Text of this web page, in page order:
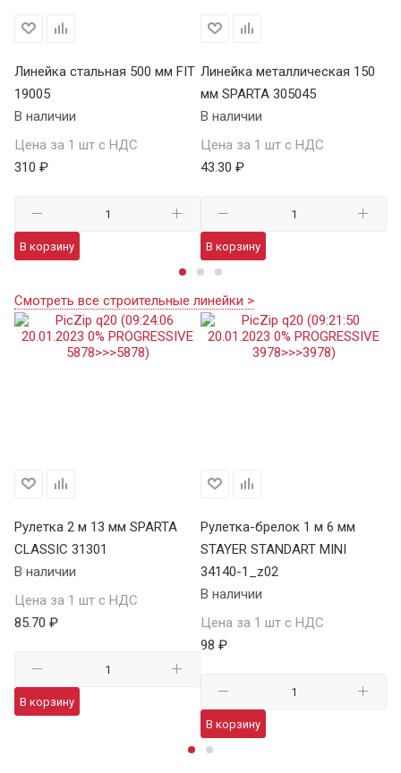
Линейка стальная 500 мм FIT
19005
В наличии
Цена за 1 шт с НДС
310 ₽
В корзину
Линейка металлическая 150
мм SPARTA 305045
В наличии
Цена за 1 шт с НДС
43.30 ₽
В корзину
Смотреть все строительные линейки >
Рулетка 2 м 13 мм SPARTA
CLASSIC 31301
В наличии
Цена за 1 шт с НДС
85.70 ₽
В корзину
Рулетка-брелок 1 м 6 мм
STAYER STANDART MINI
34140-1_z02
В наличии
Цена за 1 шт с НДС
98 ₽
В корзину